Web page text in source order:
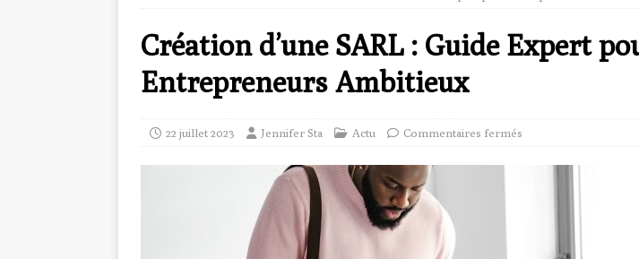
Création d’une SARL : Guide Expert
Entrepreneurs Ambitieux
22 juillet 2023 Jennifer Sta Actu Commentaires fermés